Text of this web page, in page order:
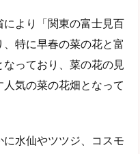
より「関東の富士見百
特に早春の菜の花と富
っており、菜の花の見
気の菜の花畑となって
水仙やツツジ、コスモ